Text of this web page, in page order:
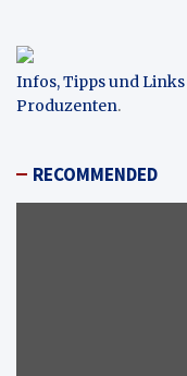
Infos, Tipps und
Produzenten.
RECOMMENDED